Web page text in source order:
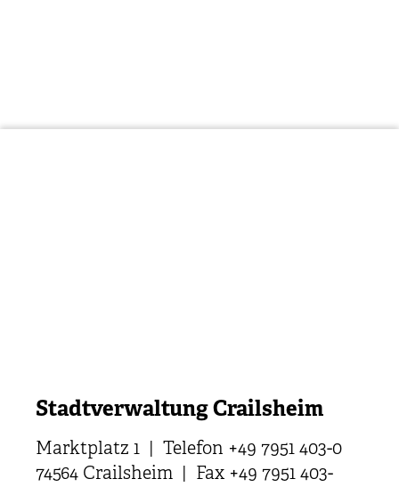
Stadtverwaltung Crailsheim
Marktplatz 1 | Telefon +49 7951 403-0
74564 Crailsheim | Fax +49 7951 403-